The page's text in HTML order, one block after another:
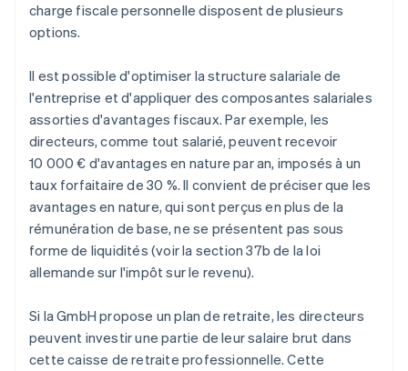
charge fiscale personnelle disposent de plusieurs
options.
Il est possible d'optimiser la structure salariale de
l'entreprise et d'appliquer des composantes salariales
assorties d'avantages fiscaux. Par exemple, les
directeurs, comme tout salarié, peuvent recevoir
10 000 € d'avantages en nature par an, imposés à un
taux forfaitaire de 30 %. Il convient de préciser que les
avantages en nature, qui sont perçus en plus de la
rémunération de base, ne se présentent pas sous
forme de liquidités (voir la section 37b de la loi
allemande sur l'impôt sur le revenu).
Si la GmbH propose un plan de retraite, les directeurs
peuvent investir une partie de leur salaire brut dans
cette caisse de retraite professionnelle. Cette